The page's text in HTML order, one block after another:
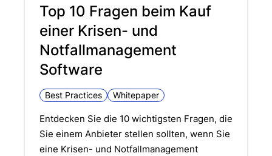
Top 10 Fragen beim Kauf
einer Krisen- und
Notfallmanagement
Software
Best Practices Whitepaper
Entdecken Sie die 10 wichtigsten Fragen, die
Sie einem Anbieter stellen sollten, wenn Sie
eine Krisen- und Notfallmanagement